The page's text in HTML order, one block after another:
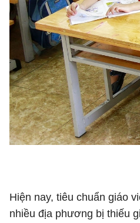
Hiện nay, tiêu chuẩn giáo
nhiều địa phương bị thiếu